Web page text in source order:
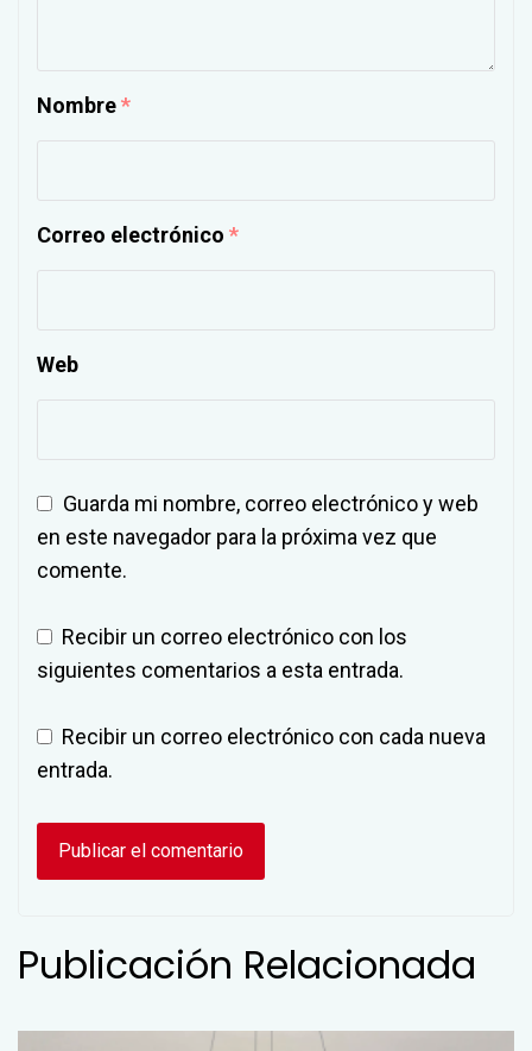
Nombre*
Correo electrónico *
Web
Guarda mi nombre, correo electrónico y web
en este navegador para la próxima vez que
comente.
Recibir un correo electrónico con los
siguientes comentarios a esta entrada.
Recibir un correo electrónico con cada nueva
entrada.
Publicación Relacionada